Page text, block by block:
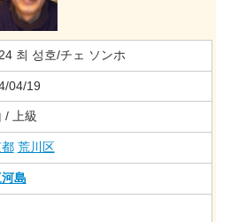
최 성호/チェ ソンホ
04/19
/ 上級
荒川区
島